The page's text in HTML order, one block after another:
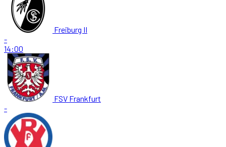
Freiburg II
-
14:00
FSV Frankfurt
-